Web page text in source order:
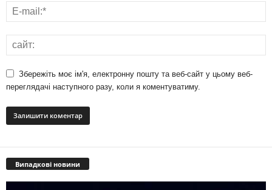
Збережіть моє ім'я, електронну пошту та веб-сайт у цьому веб-
переглядачі наступного разу, коли я коментуватиму.
Випадкові новини